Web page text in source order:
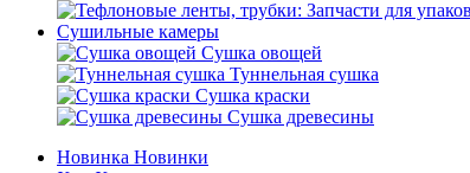
Сушильные камеры
Сушка овощей
Туннельная сушка
Сушка краски
Сушка древесины
Новинка Новинки